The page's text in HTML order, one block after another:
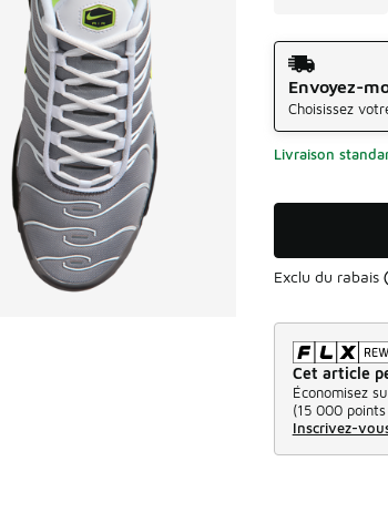
Méthode
Envoyez-
Choisissez
Livraison
Exclu du rabais
Cet article
Économisez
(15 000
Inscrivez-